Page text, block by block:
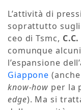
L’attività di
soprattutto
ceo di Tsmc,
comunque
l’espansione
Giappone
know-how per la
edge). Ma si